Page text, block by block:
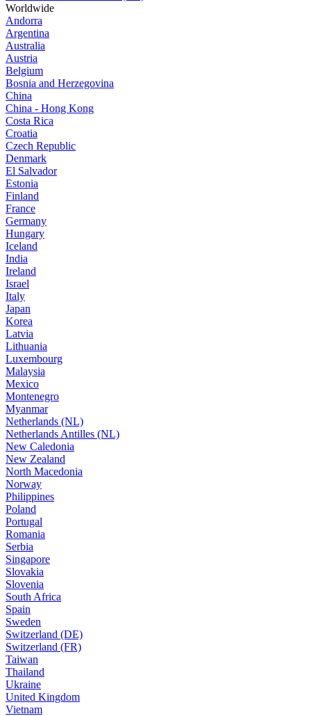
Worldwide
Andorra
Argentina
Australia
Austria
Belgium
Bosnia and Herzegovina
China
China - Hong Kong
Costa Rica
Croatia
Czech Republic
Denmark
El Salvador
Estonia
Finland
France
Germany
Hungary
Iceland
India
Ireland
Israel
Italy
Japan
Korea
Latvia
Lithuania
Luxembourg
Malaysia
Mexico
Montenegro
Myanmar
Netherlands (NL)
Netherlands Antilles (NL)
New Caledonia
New Zealand
North Macedonia
Norway
Philippines
Poland
Portugal
Romania
Serbia
Singapore
Slovakia
Slovenia
South Africa
Spain
Sweden
Switzerland (DE)
Switzerland (FR)
Taiwan
Thailand
Ukraine
United Kingdom
Vietnam